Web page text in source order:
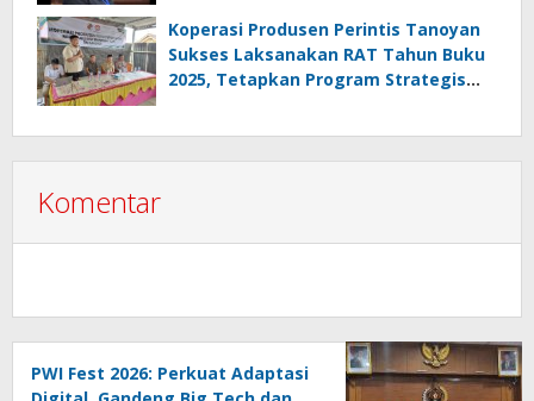
Melanggar Aturan”
Koperasi Produsen Perintis Tanoyan
Sukses Laksanakan RAT Tahun Buku
2025, Tetapkan Program Strategis
Komentar
PWI Fest 2026: Perkuat Adaptasi